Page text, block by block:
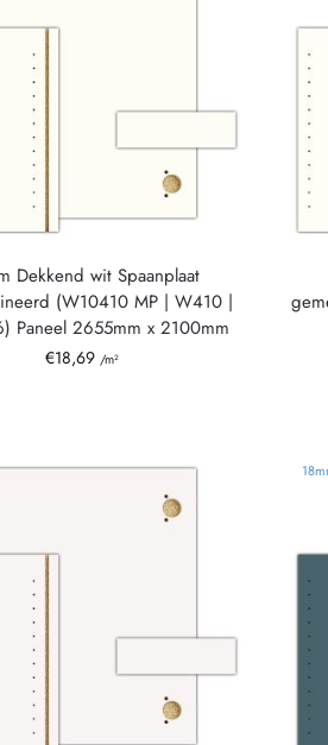
Dekkend wit Spaanplaat
(W10410 MP | W410 |
Paneel 2655mm x 2100mm
€18,69 /m²